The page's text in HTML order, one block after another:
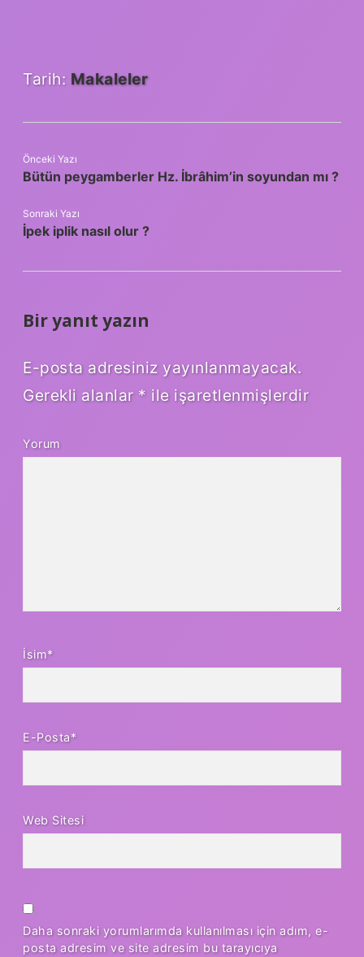
Tarih: Makaleler
Önceki Yazı
Bütün peygamberler Hz. İbrâhim’in soyundan mı ?
Sonraki Yazı
İpek iplik nasıl olur ?
Bir yanıt yazın
E-posta adresiniz yayınlanmayacak.
Gerekli alanlar * ile işaretlenmişlerdir
Yorum
İsim*
E-Posta*
Web Sitesi
Daha sonraki yorumlarımda kullanılması için adım, e-
posta adresim ve site adresim bu tarayıcıya